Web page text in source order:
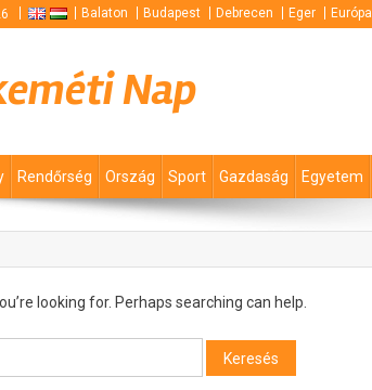
Balaton Budapest Debrecen Eger Európa
Nap
Rendőrség Ország Sport Gazdaság Egyetem
looking for. Perhaps searching can help.